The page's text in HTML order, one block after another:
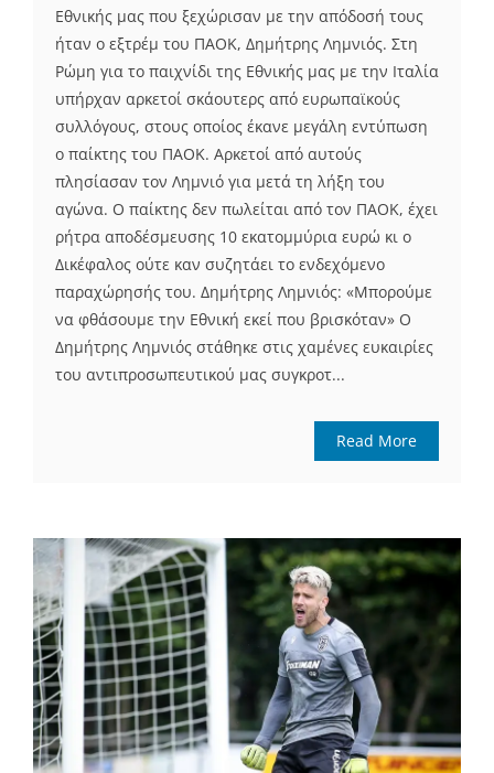
Εθνικής μας που ξεχώρισαν με την απόδοσή τους
ήταν ο εξτρέμ του ΠΑΟΚ, Δημήτρης Λημνιός. Στη
Ρώμη για το παιχνίδι της Εθνικής μας με την Ιταλία
υπήρχαν αρκετοί σκάουτερς από ευρωπαϊκούς
συλλόγους, στους οποίος έκανε μεγάλη εντύπωση
ο παίκτης του ΠΑΟΚ. Αρκετοί από αυτούς
πλησίασαν τον Λημνιό για μετά τη λήξη του
αγώνα. Ο παίκτης δεν πωλείται από τον ΠΑΟΚ, έχει
ρήτρα αποδέσμευσης 10 εκατομμύρια ευρώ κι ο
Δικέφαλος ούτε καν συζητάει το ενδεχόμενο
παραχώρησής του. Δημήτρης Λημνιός: «Μπορούμε
να φθάσουμε την Εθνική εκεί που βρισκόταν» Ο
Δημήτρης Λημνιός στάθηκε στις χαμένες ευκαιρίες
του αντιπροσωπευτικού μας συγκροτ...
Read More